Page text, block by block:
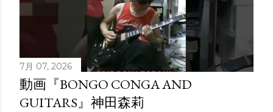
7月 07, 2026
動画『BONGO CONGA AND
GUITARS』神田森莉